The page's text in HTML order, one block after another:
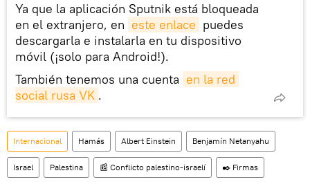
Ya que la aplicación Sputnik está bloqueada
en el extranjero, en este enlace puedes
descargarla e instalarla en tu dispositivo
móvil (¡solo para Android!).
También tenemos una cuenta en la red
social rusa VK .
Internacional Hamás Albert Einstein Benjamín Netanyahu
Israel Palestina 📰 Conflicto palestino-israelí ✒️ Firmas